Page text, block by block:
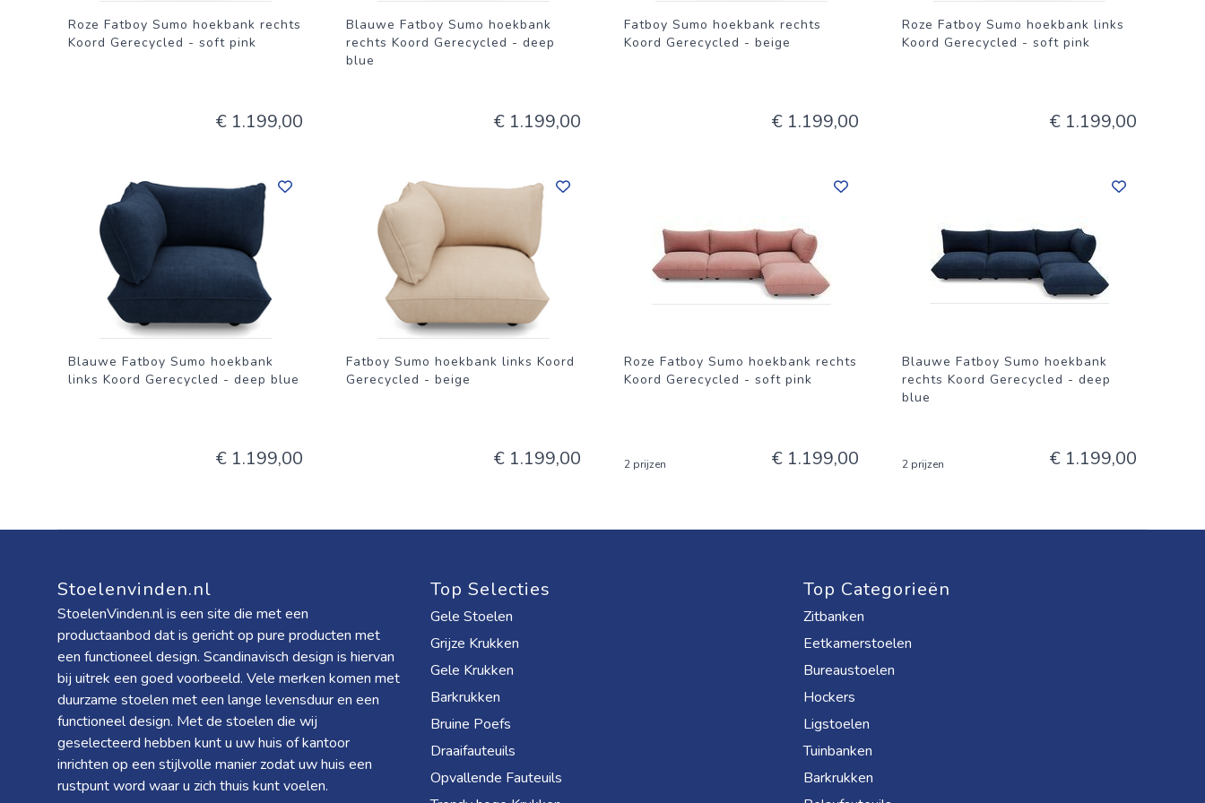
Roze Fatboy Sumo hoekbank rechts
Koord Gerecycled - soft pink
€ 1.199,00
Blauwe Fatboy Sumo hoekbank
rechts Koord Gerecycled - deep
blue
€ 1.199,00
Fatboy Sumo hoekbank rechts
Koord Gerecycled - beige
€ 1.199,00
Roze Fatboy Sumo hoekbank links
Koord Gerecycled - soft pink
€ 1.199,00
Blauwe Fatboy Sumo hoekbank
links Koord Gerecycled - deep blue
€ 1.199,00
Fatboy Sumo hoekbank links Koord
Gerecycled - beige
€ 1.199,00
Roze Fatboy Sumo hoekbank rechts
Koord Gerecycled - soft pink
2 prijzen € 1.199,00
Blauwe Fatboy Sumo hoekbank
rechts Koord Gerecycled - deep
blue
2 prijzen € 1.199,00
Stoelenvinden.nl
StoelenVinden.nl is een site die met een
productaanbod dat is gericht op pure producten met
een functioneel design. Scandinavisch design is hiervan
bij uitrek een goed voorbeeld. Vele merken komen met
duurzame stoelen met een lange levensduur en een
functioneel design. Met de stoelen die wij
geselecteerd hebben kunt u uw huis of kantoor
inrichten op een stijlvolle manier zodat uw huis een
rustpunt word waar u zich thuis kunt voelen.
Top Selecties
Gele Stoelen
Grijze Krukken
Gele Krukken
Barkrukken
Bruine Poefs
Draaifauteuils
Opvallende Fauteuils
Top Categorieën
Zitbanken
Eetkamerstoelen
Bureaustoelen
Hockers
Ligstoelen
Tuinbanken
Barkrukken